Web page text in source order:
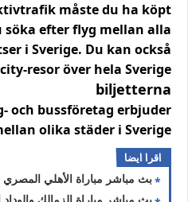
måste du ha köpt
efter flyg mellan alla
i Sverige. Du kan också
resor över hela Sverige.
biljetterna
och bussföretag erbjuder
olika städer i Sverige.
اقرا ايضا
بث مباشر مباراة الأهلي